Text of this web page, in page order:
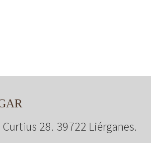
28. 39722 Liérganes.